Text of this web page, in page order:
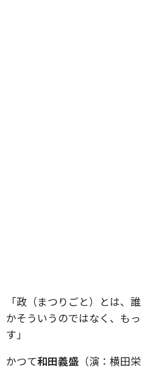
「政（まつりごと）とは、
かそういうのではなく、も
す」
かつて和田義盛 （演：横田